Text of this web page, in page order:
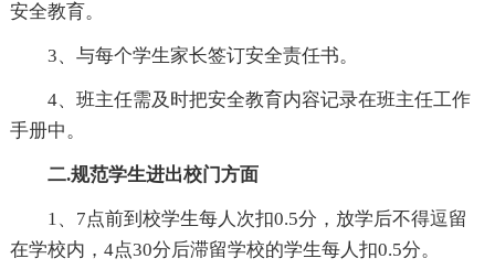
安全教育。
3、与每个学生家长签订安全责任书。
4、班主任需及时把安全教育内容记录在班主任工作
手册中。
二.规范学生进出校门方面
1、7点前到校学生每人次扣0.5分，放学后不得逗留
在学校内，4点30分后滞留学校的学生每人扣0.5分。